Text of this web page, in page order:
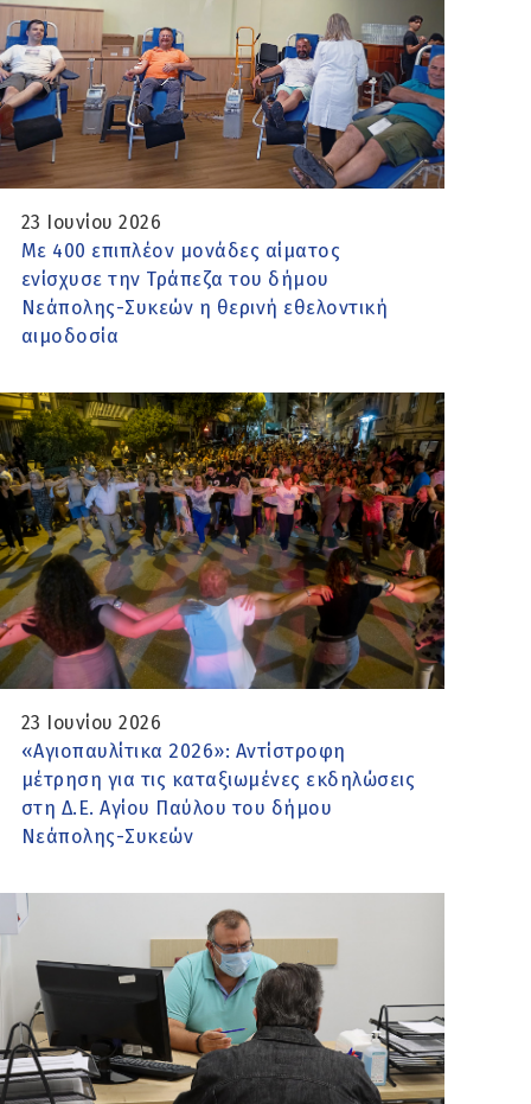
23 Ιουνίου 2026
Με 400 επιπλέον μονάδες αίματος
ενίσχυσε την Τράπεζα του δήμου
Νεάπολης-Συκεών η θερινή εθελοντική
αιμοδοσία
23 Ιουνίου 2026
«Αγιοπαυλίτικα 2026»: Αντίστροφη
μέτρηση για τις καταξιωμένες εκδηλώσεις
στη Δ.Ε. Αγίου Παύλου του δήμου
Νεάπολης-Συκεών